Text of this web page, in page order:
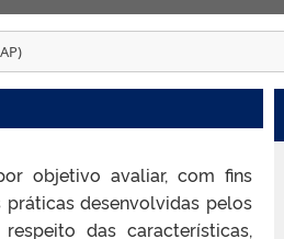
objetivo avaliar, com fins
desenvolvidas pelos
das características,